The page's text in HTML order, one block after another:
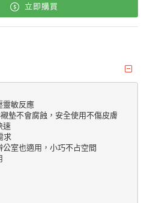
立即購買
靈敏反應
墊不會腐蝕，安全使用不傷皮膚
速
求
室也適用，小巧不占空間